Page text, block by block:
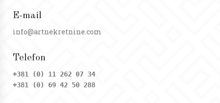
E-mail
info@artnekretnine.com
Telefon
+381 (0) 11 262 07 34
+381 (0) 69 42 50 288